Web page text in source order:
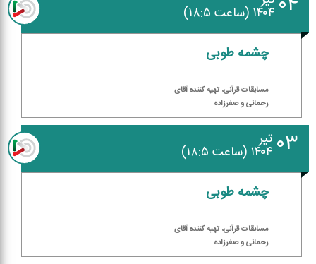
۱۴۰۴ (ساعت ۱۸:۵)
چشمه طوبی
مسابقات قرآنی، تهیه كننده آقای
رحمانی و صفرزاده
۰۳ تیر
۱۴۰۴ (ساعت ۱۸:۵)
چشمه طوبی
مسابقات قرآنی، تهیه كننده آقای
رحمانی و صفرزاده